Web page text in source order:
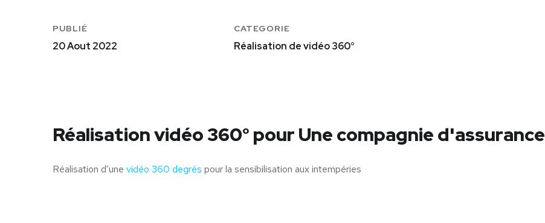
PUBLIÉ
20 Aout 2022
CATEGORIE
Réalisation de vidéo 360°
Réalisation vidéo 360° pour Une compagnie d'assurance
Réalisation d’une vidéo 360 degrés pour la sensibilisation aux intempéries